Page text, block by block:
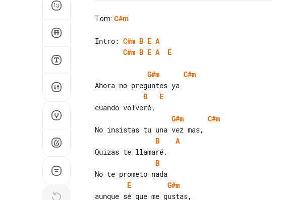
Tom: C#m
Intro: C#m B E A
C#m B E A E
G#m
C#m
B
E
G#m
C#m
B
A
B
E
G#m